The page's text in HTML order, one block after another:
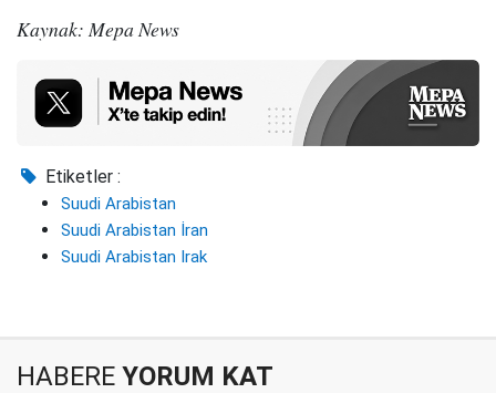
Kaynak: Mepa News
Etiketler :
Suudi Arabistan
Suudi Arabistan İran
Suudi Arabistan Irak
HABERE YORUM KAT